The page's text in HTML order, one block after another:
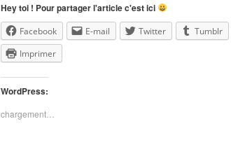
Hey toi ! Pour partager l'article c'est ici
Facebook E-mail Twitter Tumblr
Imprimer
WordPress:
chargement…